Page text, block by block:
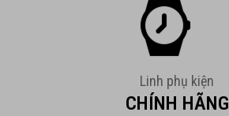
Linh phụ kiện
CHÍNH HÃNG